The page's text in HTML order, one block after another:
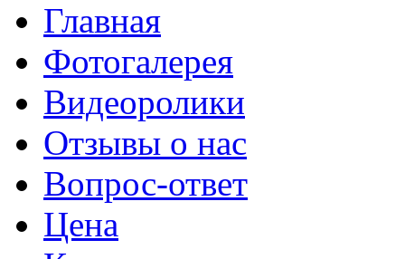
Главная
Фотогалерея
Видеоролики
Отзывы о нас
Вопрос-ответ
Цена